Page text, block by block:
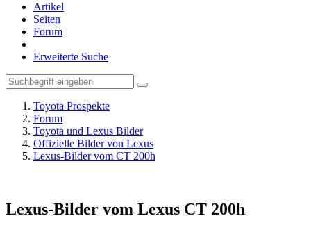
Artikel
Seiten
Forum
Erweiterte Suche
Toyota Prospekte
Forum
Toyota und Lexus Bilder
Offizielle Bilder von Lexus
Lexus-Bilder vom CT 200h
Lexus-Bilder vom Lexus CT 200h